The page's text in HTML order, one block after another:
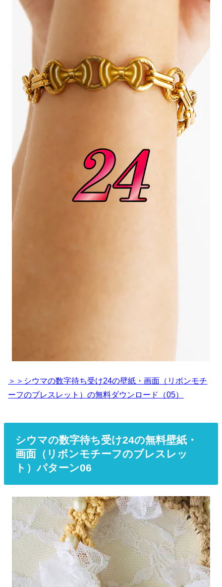
＞＞シウマの数字待ち受け24の壁紙・画面（リボンモチ
ーフのブレスレット）の無料ダウンロード（05）
シウマの数字待ち受け24の無料壁紙・
画面（リボンモチーフのブレスレッ
ト）パターン06